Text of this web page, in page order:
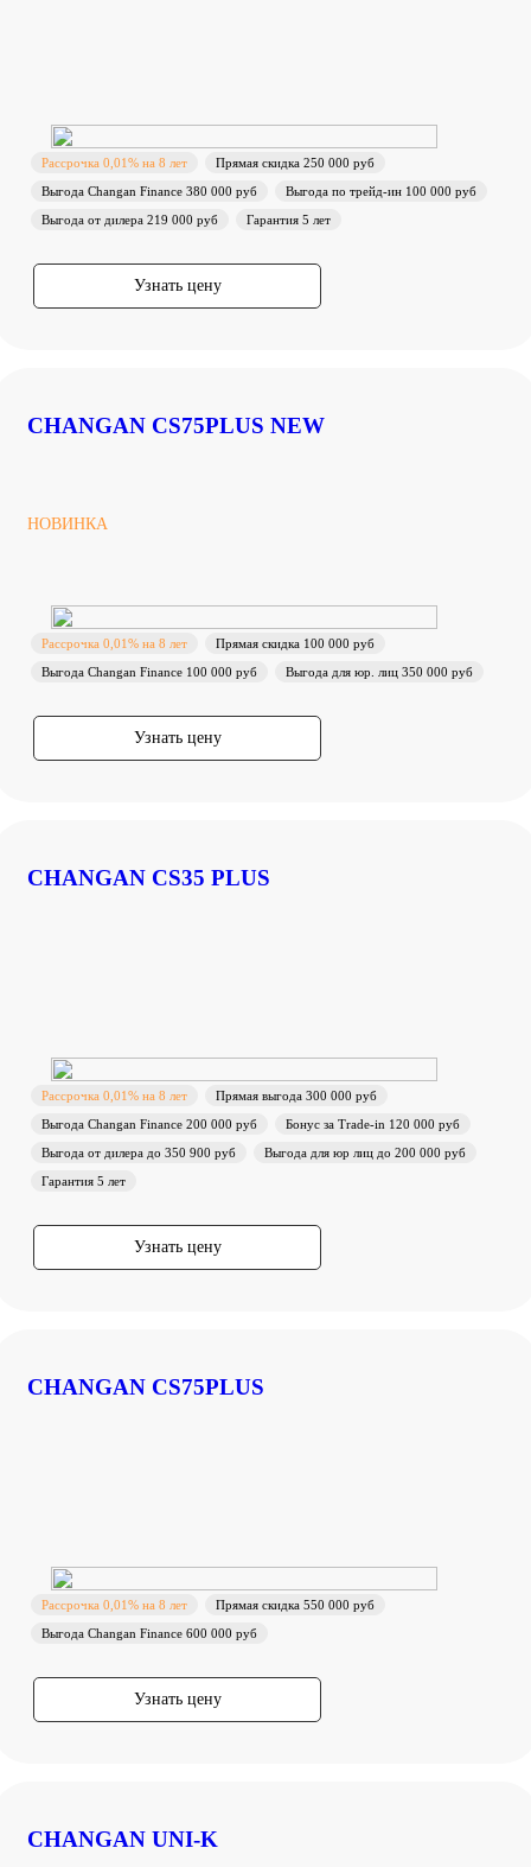
Рассрочка 0,01% на 8 лет
Прямая скидка 250 000 руб
Выгода Changan Finance 380 000 руб
Выгода по трейд-ин 100 000 руб
Выгода от дилера 219 000 руб
Гарантия 5 лет
Узнать цену
CHANGAN CS75PLUS NEW
НОВИНКА
Рассрочка 0,01% на 8 лет
Прямая скидка 100 000 руб
Выгода Changan Finance 100 000 руб
Выгода для юр. лиц 350 000 руб
Узнать цену
CHANGAN CS35 PLUS
Рассрочка 0,01% на 8 лет
Прямая выгода 300 000 руб
Выгода Changan Finance 200 000 руб
Бонус за Trade-in 120 000 руб
Выгода от дилера до 350 900 руб
Выгода для юр лиц до 200 000 руб
Гарантия 5 лет
Узнать цену
CHANGAN CS75PLUS
Рассрочка 0,01% на 8 лет
Прямая скидка 550 000 руб
Выгода Changan Finance 600 000 руб
Узнать цену
CHANGAN UNI-K